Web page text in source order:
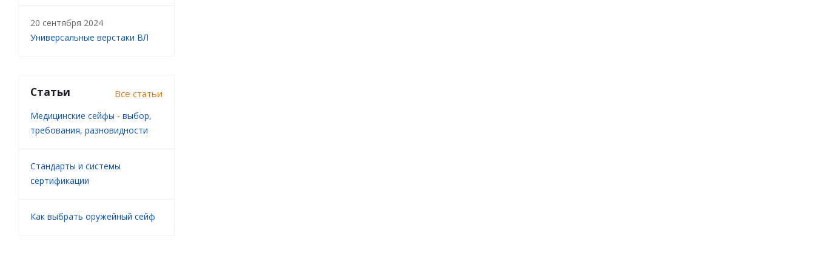
20 сентября 2024
Универсальные верстаки ВЛ
Статьи Все статьи
Медицинские сейфы - выбор,
требования, разновидности
Стандарты и системы
сертификации
Как выбрать оружейный сейф